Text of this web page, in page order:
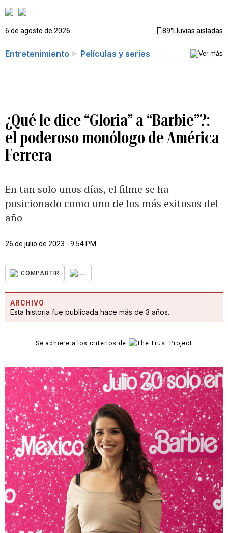
6 de agosto de 2026 89°Lluvias aisladas
Entretenimiento Películas y series
¿Qué le dice “Gloria” a “Barbie”?:
el poderoso monólogo de América
Ferrera
En tan solo unos días, el filme se ha
posicionado como uno de los más exitosos del
año
26 de julio de 2023 - 9:54 PM
COMPARTIR ...
ARCHIVO
Esta historia fue publicada hace más de 3 años.
Se adhiere a los criterios de